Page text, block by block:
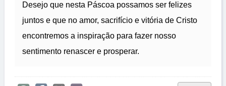
Desejo que nesta Páscoa possamos ser felizes
juntos e que no amor, sacrifício e vitória de Cristo
encontremos a inspiração para fazer nosso
sentimento renascer e prosperar.